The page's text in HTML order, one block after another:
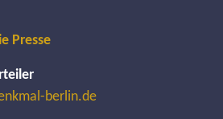
Presse
berlin.de